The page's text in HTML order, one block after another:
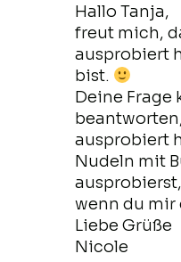
Hallo Tanja,
freut mich,
ausprobiert
bist.
Deine
ausprobiert
Nudeln mit
wenn du mir
Liebe Grüße
Nicole